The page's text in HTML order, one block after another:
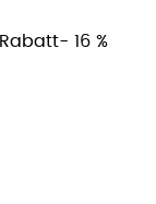
Rabatt- 16 %